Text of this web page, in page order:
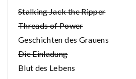
Stalking Jack the Ripper
Threads of Power
Geschichten des Grauens
Die Einladung
Blut des Lebens